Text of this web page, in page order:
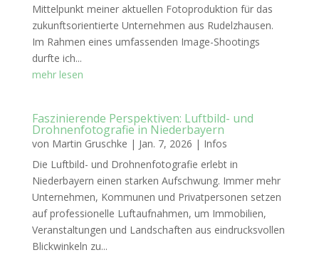
Mittelpunkt meiner aktuellen Fotoproduktion für das
zukunftsorientierte Unternehmen aus Rudelzhausen.
Im Rahmen eines umfassenden Image-Shootings
durfte ich...
mehr lesen
Faszinierende Perspektiven: Luftbild- und
Drohnenfotografie in Niederbayern
von Martin Gruschke | Jan. 7, 2026 | Infos
Die Luftbild- und Drohnenfotografie erlebt in
Niederbayern einen starken Aufschwung. Immer mehr
Unternehmen, Kommunen und Privatpersonen setzen
auf professionelle Luftaufnahmen, um Immobilien,
Veranstaltungen und Landschaften aus eindrucksvollen
Blickwinkeln zu...